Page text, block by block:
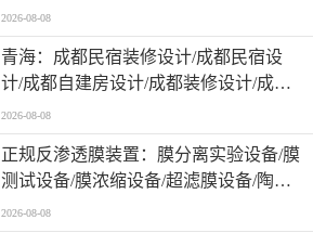
系/非运动塑形/骨相正位塑形/排行一览
2026-08-08
青海：成都民宿装修设计/成都民宿设
计/成都自建房设计/成都装修设计/成都
设内外全案设计/张掖设计公司哪家靠谱
2026-08-08
正规反渗透膜装置：膜分离实验设备/膜
测试设备/膜浓缩设备/超滤膜设备/陶瓷
膜设备/多功能膜分离设备
2026-08-08